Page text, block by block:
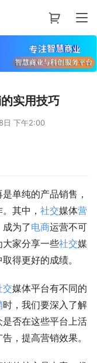
实用技巧
日 下午2:00
单纯的产品销售，
其中， 社交媒体营
为了电商运营不可
家分享一些社交媒
得更好的成绩。
交媒体平台有不同的
时，我们要深入了解
否在这些平台上活
，提高营销效果。